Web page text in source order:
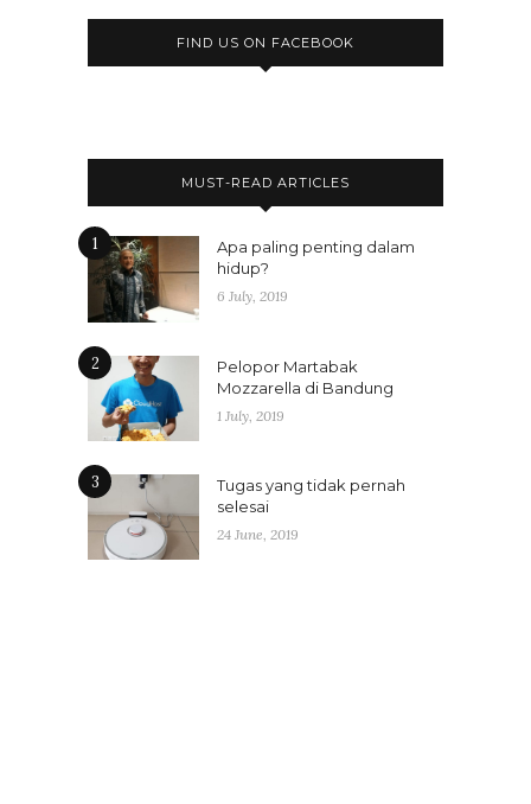
FIND US ON FACEBOOK
MUST-READ ARTICLES
1
Apa paling penting dalam
hidup?
6 July, 2019
2
Pelopor Martabak
Mozzarella di Bandung
1 July, 2019
3
Tugas yang tidak pernah
selesai
24 June, 2019